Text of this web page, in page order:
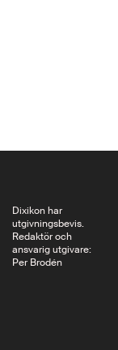
strid. I Hans von
Dixikon har
utgivningsbevis.
Redaktör och
ansvarig utgivare:
Per Brodén